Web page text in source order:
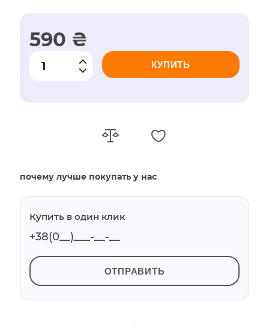
590 ₴
КУПИТЬ
почему лучше покупать у нас
Купить в один клик
ОТПРАВИТЬ